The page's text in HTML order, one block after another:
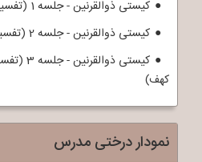
کیستی ذوالقرنین - جلسه 1 (تفسیر آیات 83 تا 99 سوره کهف)
کیستی ذوالقرنین - جلسه 2 (تفسیر آیات 83 تا 99 سوره کهف)
کهف)
نمودار درختی مدرس